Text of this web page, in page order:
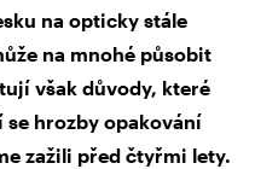
na opticky stále
na mnohé působit
však důvody, které
se hrozby opakování
zažili před čtyřmi lety.